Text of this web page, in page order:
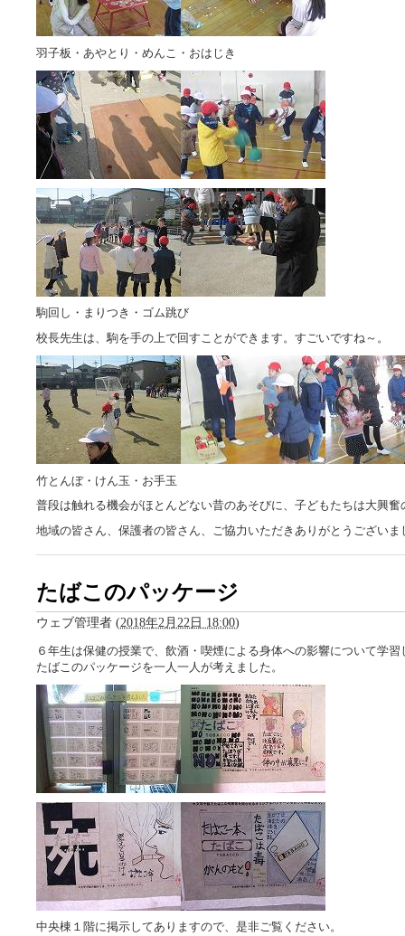
羽子板・あやとり・めんこ・おはじき
駒回し・まりつき・ゴム跳び
校長先生は、駒を手の上で回すことができます。すごいですね～。
竹とんぼ・けん玉・お手玉
普段は触れる機会がほとんどない昔のあそびに、子どもたちは大興奮
地域の皆さん、保護者の皆さん、ご協力いただきありがとうございま
たばこのパッケージ
ウェブ管理者 (2018年2月22日 18:00)
６年生は保健の授業で、飲酒・喫煙による身体への影響について学
たばこのパッケージを一人一人が考えました。
中央棟１階に掲示してありますので、是非ご覧ください。